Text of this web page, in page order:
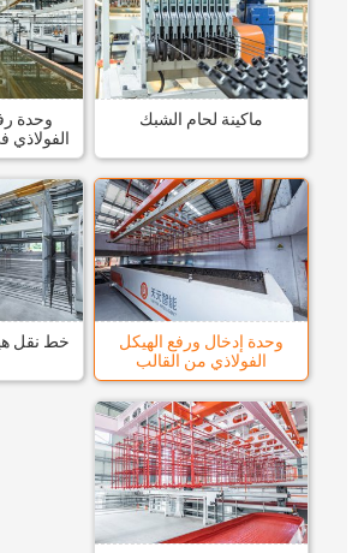
ماكينة لحام الشبك
وحدة
الفولاذي
وحدة إدخال ورفع الهيكل
الفولاذي من القالب
خط نقل